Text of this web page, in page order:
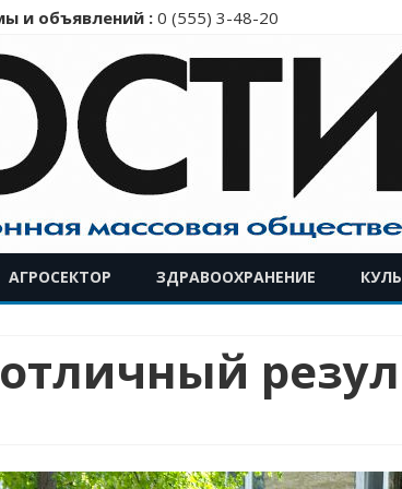
и объявлений :0 (555) 3-48-20
к
содержимому
АГРОСЕКТОР ЗДРАВООХРАНЕНИЕ